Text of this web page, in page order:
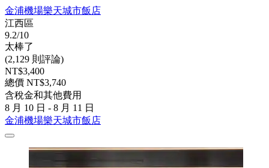
金浦機場樂天城市飯店
江西區
9.2/10
太棒了
(2,129 則評論)
NT$3,400
總價 NT$3,740
含稅金和其他費用
8 月 10 日 - 8 月 11 日
金浦機場樂天城市飯店